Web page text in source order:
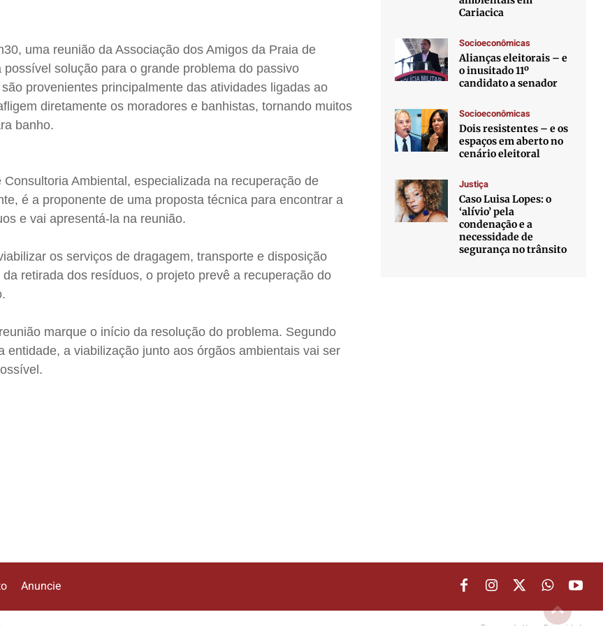
uma reunião da Associação dos Amigos da Praia de
solução para o grande problema do passivo
provenientes principalmente das atividades ligadas ao
diretamente os moradores e banhistas, tornando muitos
banho.
Ambiental, especializada na recuperação de
é a proponente de uma proposta técnica para encontrar a
e vai apresentá-la na reunião.
os serviços de dragagem, transporte e disposição
retirada dos resíduos, o projeto prevê a recuperação do
marque o início da resolução do problema. Segundo
entidade, a viabilização junto aos órgãos ambientais vai ser
Cariacica
Socioeconômicas
Alianças eleitorais – e
o inusitado 11º
candidato a senador
Socioeconômicas
Dois resistentes – e os
espaços em aberto no
cenário eleitoral
Justiça
Caso Luisa Lopes: o
‘alívio’ pela
condenação e a
necessidade de
segurança no trânsito
Anuncie